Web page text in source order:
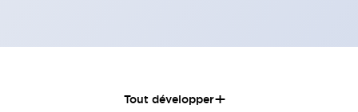
Tout développer+